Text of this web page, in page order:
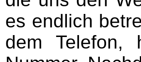
es endlich
dem